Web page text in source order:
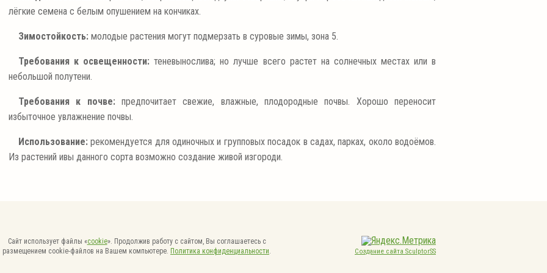
лёгкие семена с белым опушением на кончиках.
Зимостойкость: молодые растения могут подмерзать в суровые зимы, зона 5.
Требования к освещенности: теневынослива; но лучше всего растет на солнечных местах или в
небольшой полутени.
Требования к почве: предпочитает свежие, влажные, плодородные почвы. Хорошо переносит
избыточное увлажнение почвы.
Использование: рекомендуется для одиночных и групповых посадок в садах, парках, около водоёмов.
Из растений ивы данного сорта возможно создание живой изгороди.
Сайт использует файлы «cookie». Продолжив работу с сайтом, Вы соглашаетесь с
размещением cookie-файлов на Вашем компьютере. Политика конфиденциальности. Создание сайта SculptorSS